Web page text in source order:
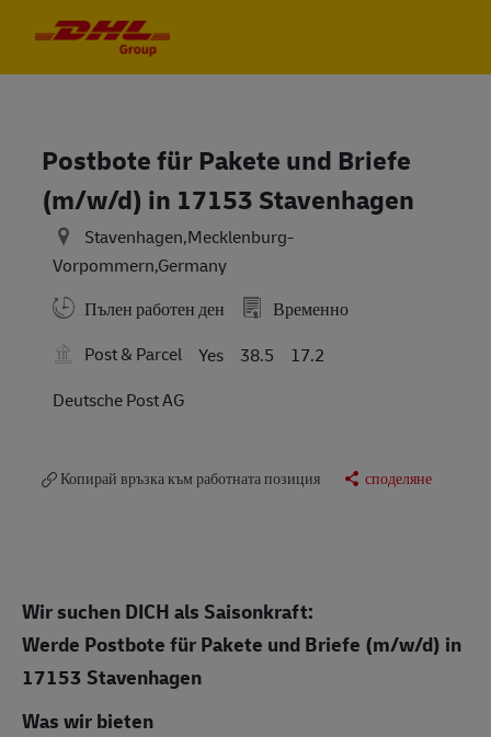
Postbote für Pakete und Briefe
(m/w/d) in 17153 Stavenhagen
Stavenhagen,Mecklenburg-
Vorpommern,Germany
Пълен работен ден
Временно
Post & Parcel
Yes 38.5
17.2
Deutsche Post AG
Копирай връзка към работната позиция споделяне
Wir suchen DICH als Saisonkraft:
Werde Postbote für Pakete und Briefe (m/w/d) in
17153 Stavenhagen
Was wir bieten